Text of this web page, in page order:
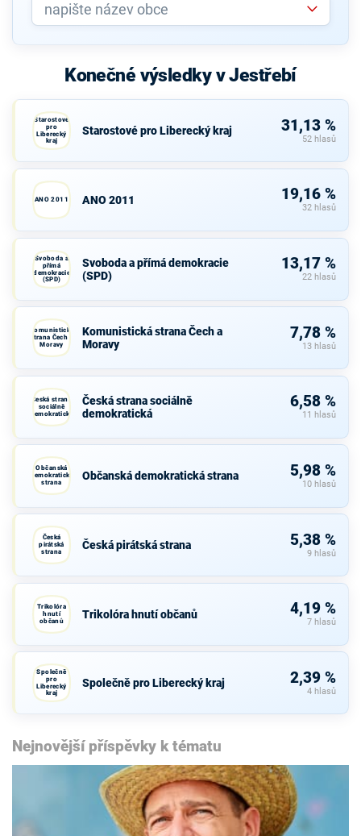
Konečné výsledky v Jestřebí
Starostové
pro
Liberecký
kraj
Starostové pro Liberecký kraj 31,13 %
52 hlasů
ANO 2011 ANO 2011 19,16 %
32 hlasů
Svoboda a
přímá
demokracie
(SPD)
Svoboda a přímá demokracie
(SPD)
13,17 %
22 hlasů
Komunistická
strana Čech a
Moravy
Komunistická strana Čech a
Moravy
7,78 %
13 hlasů
Česká strana
sociálně
demokratická
Česká strana sociálně
demokratická
6,58 %
11 hlasů
Občanská
demokratická
strana
Občanská demokratická strana 5,98 %
10 hlasů
Česká
pirátská
strana
Česká pirátská strana 5,38 %
9 hlasů
Trikolóra
hnutí
občanů
Trikolóra hnutí občanů 4,19 %
7 hlasů
Společně
pro
Liberecký
kraj
Společně pro Liberecký kraj 2,39 %
4 hlasů
Nejnovější příspěvky k tématu